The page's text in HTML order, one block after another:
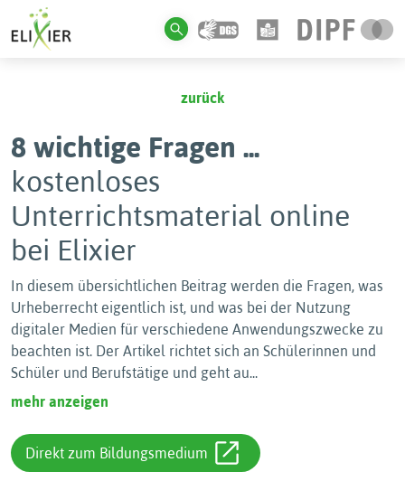
zurück
8 wichtige Fragen ...
kostenloses
Unterrichtsmaterial online
bei Elixier
In diesem übersichtlichen Beitrag werden die Fragen, was
Urheberrecht eigentlich ist, und was bei der Nutzung
digitaler Medien für verschiedene Anwendungszwecke zu
beachten ist. Der Artikel richtet sich an Schülerinnen und
Schüler und Berufstätige und geht au...
mehr anzeigen
Direkt zum Bildungsmedium